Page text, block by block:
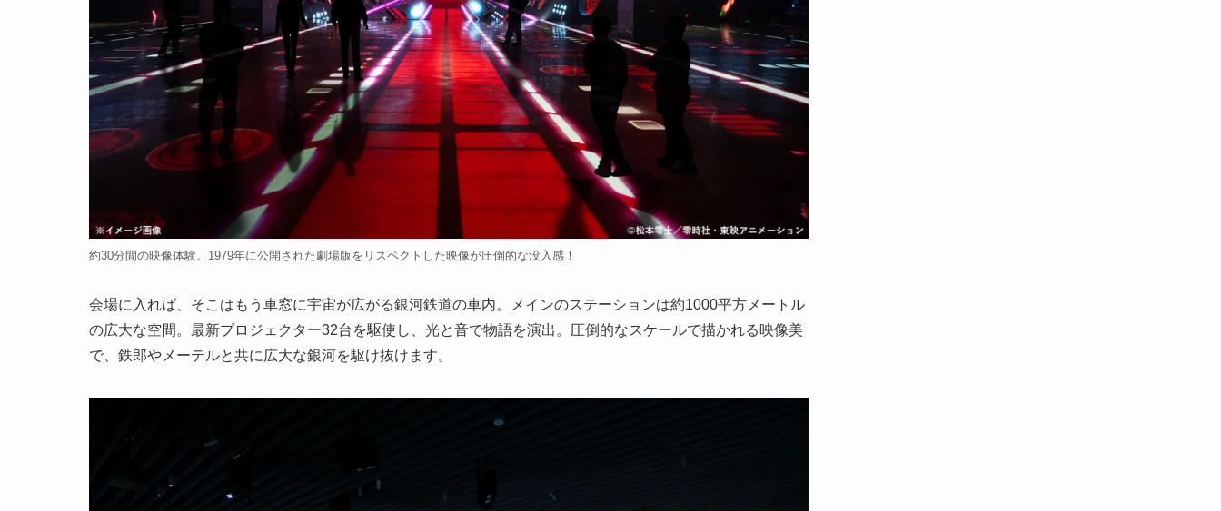
約30分間の映像体験。1979年に公開された劇場版をリスペクトした映像が圧倒的な没入感！
会場に入れば、そこはもう車窓に宇宙が広がる銀河鉄道の車内。メインのステーションは約1000平方メートル
の広大な空間。最新プロジェクター32台を駆使し、光と音で物語を演出。圧倒的なスケールで描かれる映像美
で、鉄郎やメーテルと共に広大な銀河を駆け抜けます。